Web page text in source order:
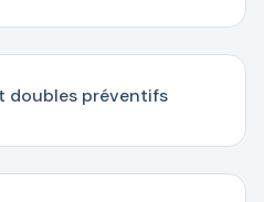
doubles préventifs